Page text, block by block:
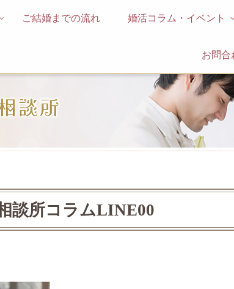
ご結婚までの流れ 婚活コラム・イベント
お問合
談所コラムLINE00